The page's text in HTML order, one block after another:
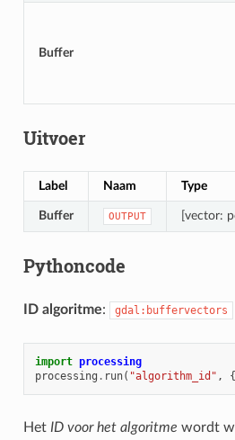
Buffer
Uitvoer
Label Naam Type
Buffer OUTPUT [vector:
Pythoncode
ID algoritme: gdal:buffervectors
import processing
processing . run( "algorithm_id" , {
Het ID voor het algoritme wordt